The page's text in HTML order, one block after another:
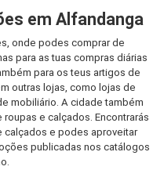
em Alfandanga
onde podes comprar de
para as tuas compras diárias
para os teus artigos de
outras lojas, como lojas de
mobiliário. A cidade também
e calçados. Encontrarás
calçados e podes aproveitar
publicadas nos catálogos